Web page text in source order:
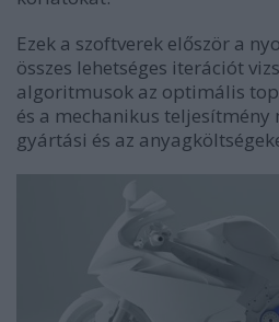
Ezek a szoftverek először a
összes lehetséges iterációt
algoritmusok az optimális
és a mechanikus
gyártási és az